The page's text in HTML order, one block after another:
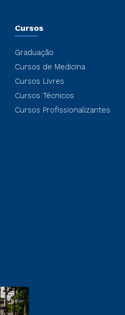
Cursos
Graduação
Cursos de Medicina
Cursos Livres
Cursos Técnicos
Cursos Profissionalizantes